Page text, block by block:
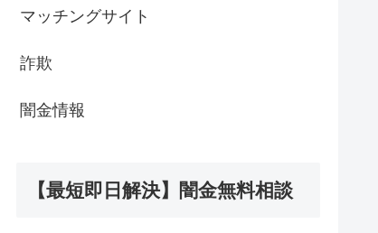
マッチングサイト
詐欺
闇金情報
【最短即日解決】闇金無料相談